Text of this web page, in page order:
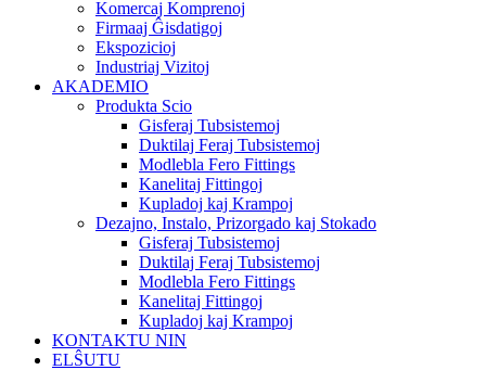
Komercaj Komprenoj
Firmaaj Ĝisdatigoj
Ekspozicioj
Industriaj Vizitoj
AKADEMIO
Produkta Scio
Gisferaj Tubsistemoj
Duktilaj Feraj Tubsistemoj
Modlebla Fero Fittings
Kanelitaj Fittingoj
Kupladoj kaj Krampoj
Dezajno, Instalo, Prizorgado kaj Stokado
Gisferaj Tubsistemoj
Duktilaj Feraj Tubsistemoj
Modlebla Fero Fittings
Kanelitaj Fittingoj
Kupladoj kaj Krampoj
KONTAKTU NIN
ELŜUTU